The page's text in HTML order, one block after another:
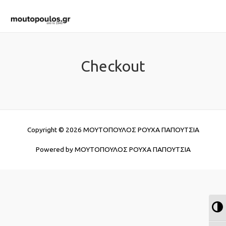
Checkout
Copyright © 2026 ΜΟΥΤΟΠΟΥΛΟΣ ΡΟΥΧΑ ΠΑΠΟΥΤΣΙΑ
Powered byΜΟΥΤΟΠΟΥΛΟΣ ΡΟΥΧΑ ΠΑΠΟΥΤΣΙΑ